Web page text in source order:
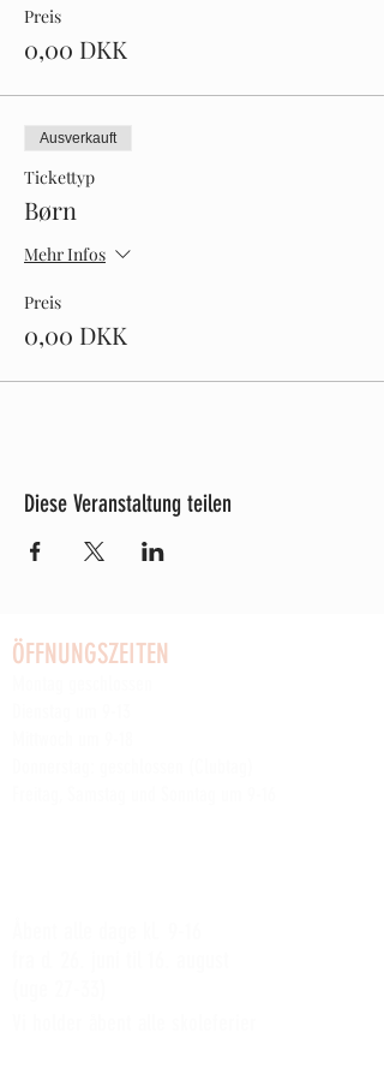
Preis
0,00 DKK
Ausverkauft
Tickettyp
Børn
Mehr Infos
Preis
0,00 DKK
Diese Veranstaltung teilen
ÖFFNUNGSZEITEN